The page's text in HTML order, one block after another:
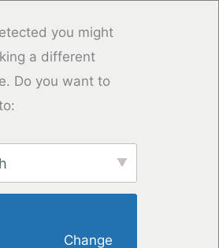
you might
a different
Do you want to